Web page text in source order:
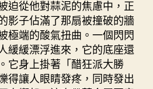
迫從他對蒜泥的焦慮中，正
影子佔滿了那扇被撞破的牆
極端的酸氣扭曲。一個閃閃
緩緩漂浮進來，它的底座還
它身上掛著「醋狂派大勝
得讓人眼睛發疼，同時發出